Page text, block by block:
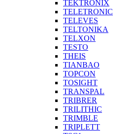
TEKTRONIX
TELETRONIC
TELEVES
TELTONIKA
TELXON
TESTO
THEIS
TIANBAO
TOPCON
TOSIGHT
TRANSPAL
TRIBRER
TRILITHIC
TRIMBLE
TRIPLETT